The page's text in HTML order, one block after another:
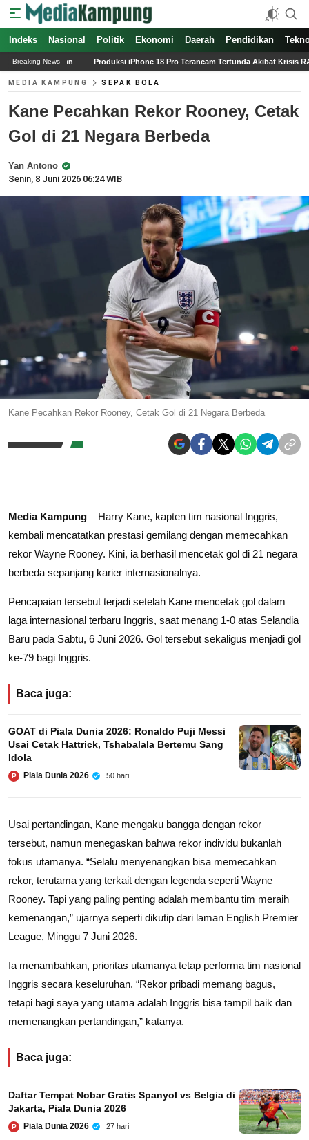
Indeks Nasional Politik Ekonomi Daerah Pendidikan
Breaking News
Produksi iPhone 18 Pro Terancam Tertunda Akibat Krisis RAM Senilai 1 Miliar Dolar
MEDIA KAMPUNG SEPAK BOLA
Kane Pecahkan Rekor Rooney, Cetak
Gol di 21 Negara Berbeda
Yan Antono
Senin, 8 Juni 2026 06:24 WIB
Kane Pecahkan Rekor Rooney, Cetak Gol di 21 Negara Berbeda
Media Kampung – Harry Kane, kapten tim nasional Inggris,
kembali mencatatkan prestasi gemilang dengan memecahkan
rekor Wayne Rooney. Kini, ia berhasil mencetak gol di 21 negara
berbeda sepanjang karier internasionalnya.
Pencapaian tersebut terjadi setelah Kane mencetak gol dalam
laga internasional terbaru Inggris, saat menang 1-0 atas Selandia
Baru pada Sabtu, 6 Juni 2026. Gol tersebut sekaligus menjadi gol
ke-79 bagi Inggris.
Baca juga:
GOAT di Piala Dunia 2026: Ronaldo Puji Messi
Usai Cetak Hattrick, Tshabalala Bertemu Sang
Idola
P Piala Dunia 2026 50 hari
Usai pertandingan, Kane mengaku bangga dengan rekor
tersebut, namun menegaskan bahwa rekor individu bukanlah
fokus utamanya. “Selalu menyenangkan bisa memecahkan
rekor, terutama yang terkait dengan legenda seperti Wayne
Rooney. Tapi yang paling penting adalah membantu tim meraih
kemenangan,” ujarnya seperti dikutip dari laman English Premier
League, Minggu 7 Juni 2026.
Ia menambahkan, prioritas utamanya tetap performa tim nasional
Inggris secara keseluruhan. “Rekor pribadi memang bagus,
tetapi bagi saya yang utama adalah Inggris bisa tampil baik dan
memenangkan pertandingan,” katanya.
Baca juga:
Daftar Tempat Nobar Gratis Spanyol vs Belgia di
Jakarta, Piala Dunia 2026
P Piala Dunia 2026 27 hari